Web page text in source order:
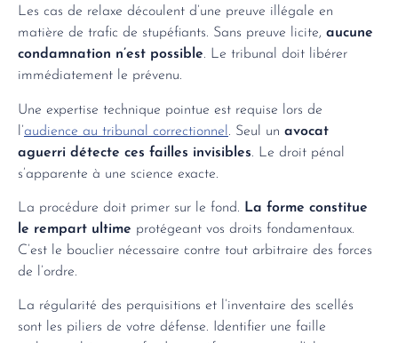
Les cas de relaxe découlent d’une preuve illégale en
matière de trafic de stupéfiants. Sans preuve licite, aucune
condamnation n’est possible. Le tribunal doit libérer
immédiatement le prévenu.
Une expertise technique pointue est requise lors de
l’audience au tribunal correctionnel . Seul un avocat
aguerri détecte ces failles invisibles. Le droit pénal
s’apparente à une science exacte.
La procédure doit primer sur le fond. La forme constitue
le rempart ultime protégeant vos droits fondamentaux.
C’est le bouclier nécessaire contre tout arbitraire des forces
de l’ordre.
La régularité des perquisitions et l’inventaire des scellés
sont les piliers de votre défense. Identifier une faille